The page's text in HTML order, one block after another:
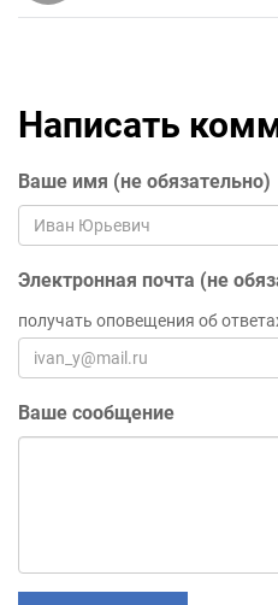
Написать
Ваше имя (не обязательно)
Электронная почта (не
получать оповещения об
Ваше сообщение